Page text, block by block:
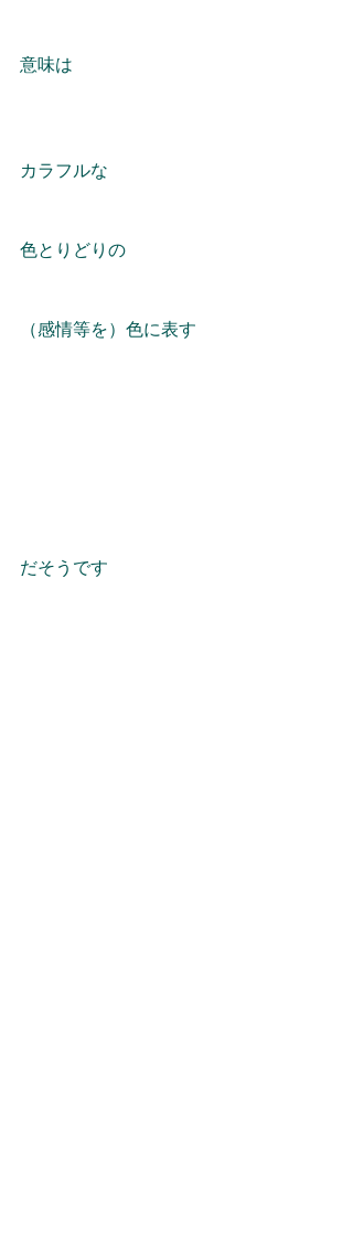
意味は
カラフルな
色とりどりの
（感情等を）色に表す
だそうです